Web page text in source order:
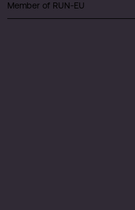
Member of RUN-EU